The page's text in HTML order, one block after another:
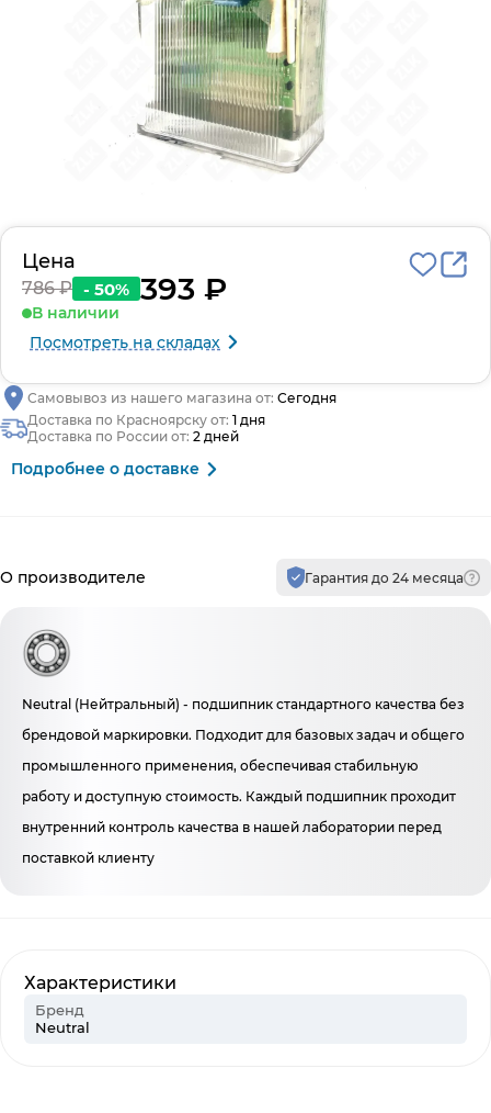
Характеристики
Бренд
Neutral
Цена
786 ₽ - 50% 393 ₽
В наличии
Посмотреть на складах
Самовывоз из нашего магазина от: Сегодня
Доставка по Красноярску от: 1 дня
Доставка по России от: 2 дней
Подробнее о доставке
О производителе
Гарантия до 24 месяца
Neutral (Нейтральный) - подшипник стандартного качества без
брендовой маркировки. Подходит для базовых задач и общего
промышленного применения, обеспечивая стабильную
работу и доступную стоимость. Каждый подшипник проходит
внутренний контроль качества в нашей лаборатории перед
поставкой клиенту